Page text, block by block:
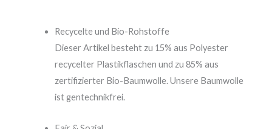
Recycelte und Bio-Rohstoffe
Dieser Artikel besteht zu 15% aus Polyester
recycelter Plastikflaschen und zu85% aus
zertifizierter Bio-Baumwolle. Unsere Baumwolle
ist gentechnikfrei.